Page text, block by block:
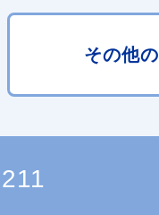
その他の